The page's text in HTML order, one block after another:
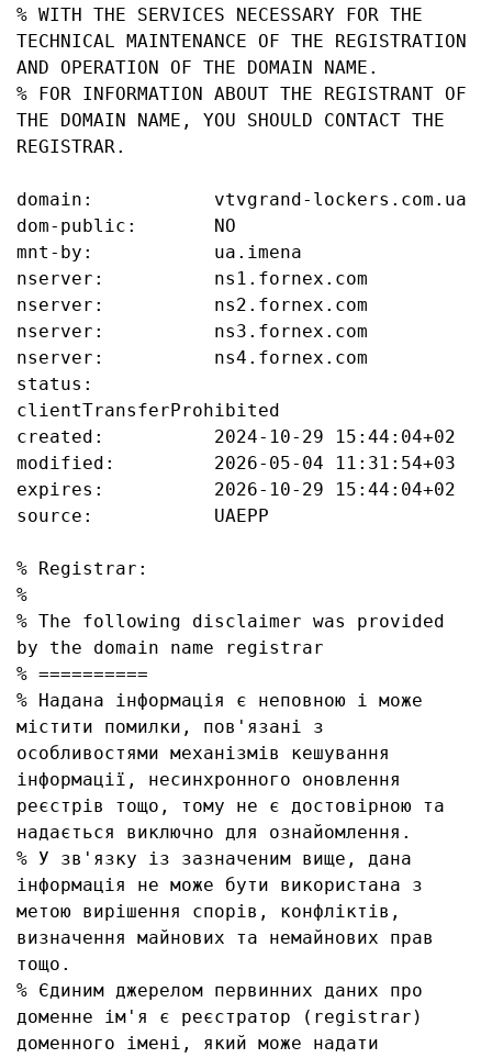
% WITH THE SERVICES NECESSARY FOR THE
TECHNICAL MAINTENANCE OF THE REGISTRATION
AND OPERATION OF THE DOMAIN NAME.
% FOR INFORMATION ABOUT THE REGISTRANT OF
THE DOMAIN NAME, YOU SHOULD CONTACT THE
REGISTRAR.
domain:           vtvgrand-lockers.com.ua
dom-public:       NO
mnt-by:           ua.imena
nserver:          ns1.fornex.com
nserver:          ns2.fornex.com
nserver:          ns3.fornex.com
nserver:          ns4.fornex.com
status:
clientTransferProhibited
created:          2024-10-29 15:44:04+02
modified:         2026-05-04 11:31:54+03
expires:          2026-10-29 15:44:04+02
source:           UAEPP
% Registrar:
%
% The following disclaimer was provided
by the domain name registrar
% ==========
% Надана інформація є неповною і може
містити помилки, пов'язані з
особливостями механізмів кешування
інформації, несинхронного оновлення
реєстрів тощо, тому не є достовірною та
надається виключно для ознайомлення.
% У зв'язку із зазначеним вище, дана
інформація не може бути використана з
метою вирішення спорів, конфліктів,
визначення майнових та немайнових прав
тощо.
% Єдиним джерелом первинних даних про
доменне ім'я є реєстратор (registrar)
доменного імені, який може надати